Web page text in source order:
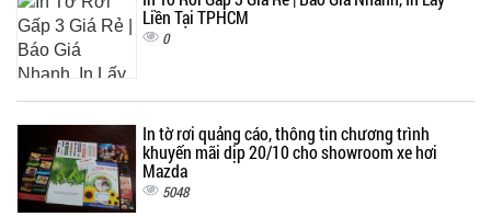
Liền Tại TPHCM
0
In tờ rơi quảng cáo, thông tin chương trình
khuyến mãi dịp 20/10 cho showroom xe hơi
Mazda
5048